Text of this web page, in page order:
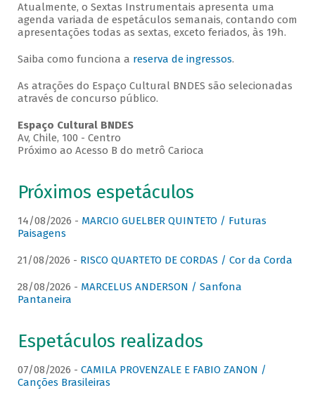
Atualmente, o Sextas Instrumentais apresenta uma
agenda variada de espetáculos semanais, contando com
apresentações todas as sextas, exceto feriados, às 19h.
Saiba como funciona a reserva de ingressos.
As atrações do Espaço Cultural BNDES são selecionadas
através de concurso público.
Espaço Cultural BNDES
Av, Chile, 100 - Centro
Próximo ao Acesso B do metrô Carioca
Próximos espetáculos
14/08/2026 - MARCIO GUELBER QUINTETO / Futuras
Paisagens
21/08/2026 - RISCO QUARTETO DE CORDAS / Cor da Corda
28/08/2026 - MARCELUS ANDERSON / Sanfona
Pantaneira
Espetáculos realizados
07/08/2026 - CAMILA PROVENZALE E FABIO ZANON /
Canções Brasileiras